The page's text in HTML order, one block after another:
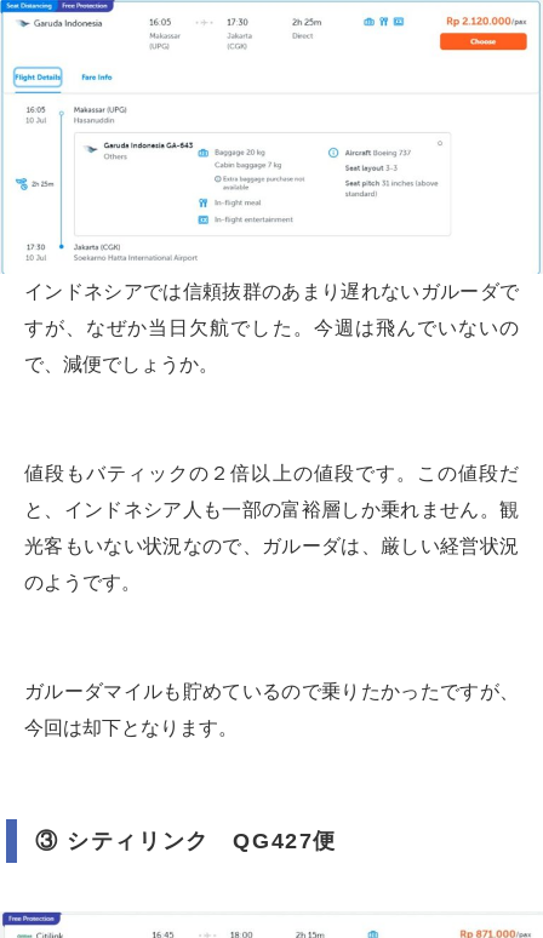
インドネシアでは信頼抜群のあまり遅れないガルーダで
すが、なぜか当日欠航でした。今週は飛んでいないの
で、減便でしょうか。
値段もバティックの２倍以上の値段です。この値段だ
と、インドネシア人も一部の富裕層しか乗れません。観
光客もいない状況なので、ガルーダは、厳しい経営状況
のようです。
ガルーダマイルも貯めているので乗りたかったですが、
今回は却下となります。
③ シティリンク QG427便